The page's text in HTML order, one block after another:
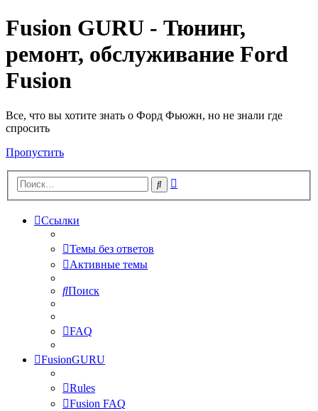
Fusion GURU - Тюнинг,
ремонт, обслуживание Ford
Fusion
Все, что вы хотите знать о Форд Фьюжн, но не знали где
спросить
Пропустить
Поиск
Ссылки
Темы без ответов
Активные темы
Поиск
FAQ
FusionGURU
Rules
Fusion FAQ